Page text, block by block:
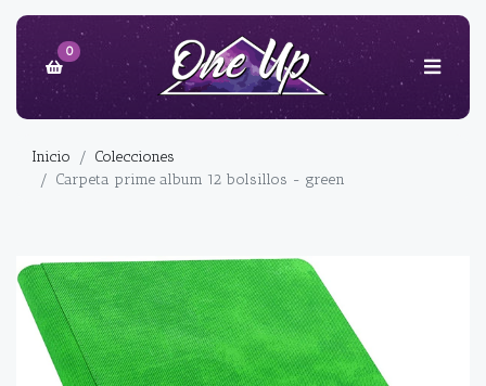
0
Inicio
Colecciones
Carpeta prime album 12 bolsillos - green